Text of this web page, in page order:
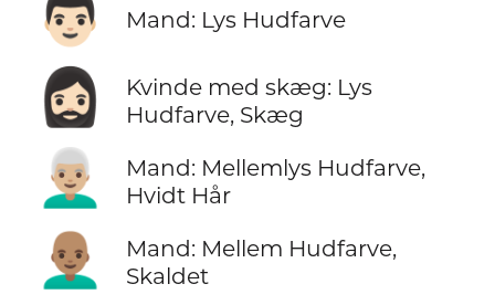
👨🏻 Mand: Lys Hudfarve
🧔🏻‍♀️
Kvinde med skæg: Lys
Hudfarve, Skæg
👨🏼‍🦳
Mand: Mellemlys Hudfarve,
Hvidt Hår
👨🏽‍🦲
Mand: Mellem Hudfarve,
Skaldet